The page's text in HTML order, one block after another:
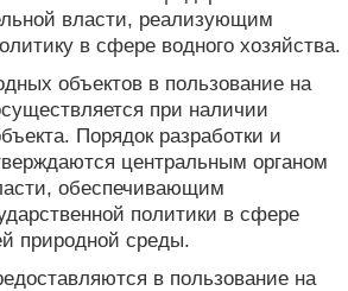
власти, реализующим
в сфере водного хозяйства.
объектов в пользование на
при наличии
Порядок разработки и
центральным органом
обеспечивающим
политики в сфере
природной среды.
в пользование на